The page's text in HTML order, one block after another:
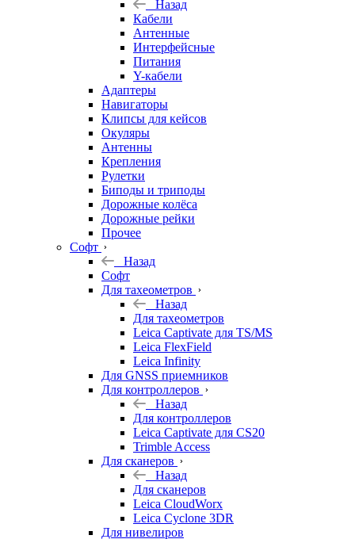
Назад
Кабели
Антенные
Интерфейсные
Питания
Y-кабели
Адаптеры
Навигаторы
Клипсы для кейсов
Окуляры
Антенны
Крепления
Рулетки
Биподы и триподы
Дорожные колёса
Дорожные рейки
Прочее
Софт
Назад
Софт
Для тахеометров
Назад
Для тахеометров
Leica Captivate для TS/MS
Leica FlexField
Leica Infinity
Для GNSS приемников
Для контроллеров
Назад
Для контроллеров
Leica Captivate для CS20
Trimble Access
Для сканеров
Назад
Для сканеров
Leica CloudWorx
Leica Cyclone 3DR
Для нивелиров